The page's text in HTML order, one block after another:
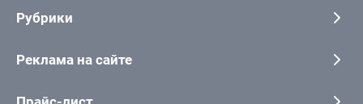
Рубрики
Реклама на сайте